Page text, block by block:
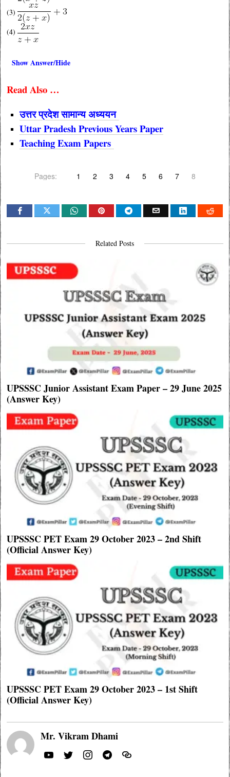
(3)
(4)
Show Answer/Hide
Read Also …
उत्तर प्रदेश सामान्य अध्ययन
Uttar Pradesh Previous Years Paper
Teaching Exam Papers
Pages: 1 2 3 4 5 6 7 8
Related Posts
UPSSSC Junior Assistant Exam Paper – 29 June 2025
(Answer Key)
UPSSSC PET Exam 29 October 2023 – 2nd Shift
(Official Answer Key)
UPSSSC PET Exam 29 October 2023 – 1st Shift
(Official Answer Key)
Mr. Vikram Dhami